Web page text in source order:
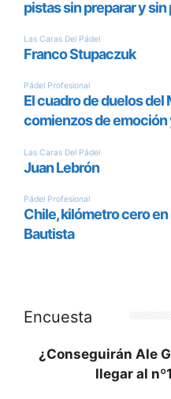
Encuesta
¿Conseguirán Ale
llegar al